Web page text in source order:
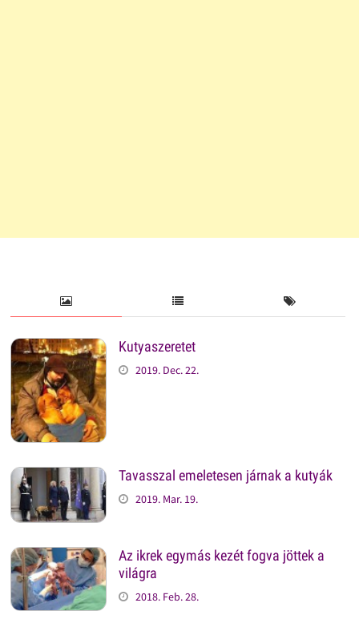
Kutyaszeretet
2019. Dec. 22.
Tavasszal emeletesen járnak a kutyák
2019. Mar. 19.
Az ikrek egymás kezét fogva jöttek a
világra
2018. Feb. 28.